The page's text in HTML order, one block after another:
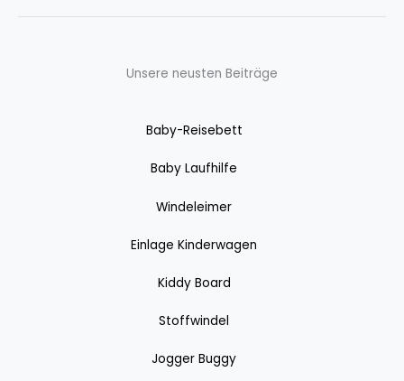
Unsere neusten Beiträge
Baby-Reisebett
Baby Laufhilfe
Windeleimer
Einlage Kinderwagen
Kiddy Board
Stoffwindel
Jogger Buggy